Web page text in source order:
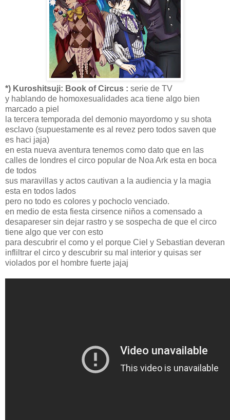
*) Kuroshitsuji: Book of Circus : serie de TV
y hablando de homoxesualidades aca tiene algo bien
marcado a piel
la tercera temporada del demonio mayordomo y su shota
esclavo (supuestamente es al revez pero todos saven que
es haci jaja)
en esta nueva aventura tenemos como dato que en las
calles de londres el circo popular de Noa Ark esta en boca
de todos
sus maravillas y actos cautivan a la audiencia y la magia
esta en todos lados
pero no todo es colores y pochoclo venciado.
en medio de esta fiesta cirsence niños a comensado a
desapareser sin dejar rastro y se sospecha de que el circo
tiene algo que ver con esto
para descubrir el como y el porque Ciel y Sebastian deveran
infliltrar el circo y descubrir su mal interior y quisas ser
violados por el hombre fuerte jajaj